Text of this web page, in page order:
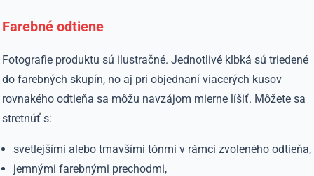
Farebné odtiene
Fotografie produktu sú ilustračné. Jednotlivé klbká sú triedené
do farebných skupín, no aj pri objednaní viacerých kusov
rovnakého odtieňa sa môžu navzájom mierne líšiť. Môžete sa
stretnúť s:
svetlejšími alebo tmavšími tónmi v rámci zvoleného odtieňa,
jemnými farebnými prechodmi,